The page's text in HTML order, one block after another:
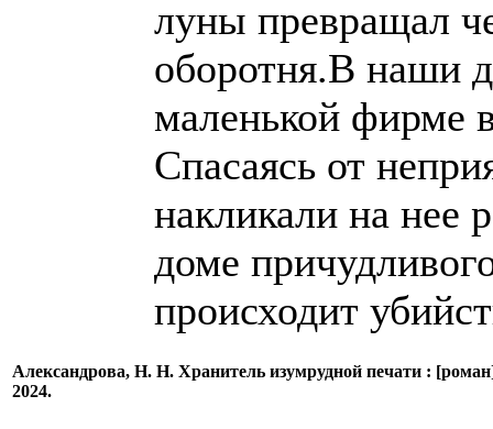
луны превращал
оборотня.В наши
маленькой фирме
Спасаясь от
накликали на нее
доме
происходит
Александрова, Н. Н. Хранитель изумрудной печати :
2024.